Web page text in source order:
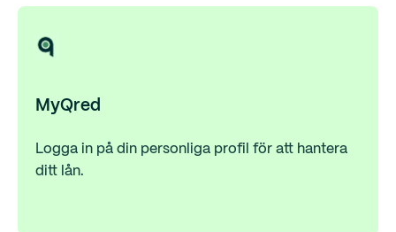
MyQred
Logga in på din personliga profil för att hantera
ditt lån.